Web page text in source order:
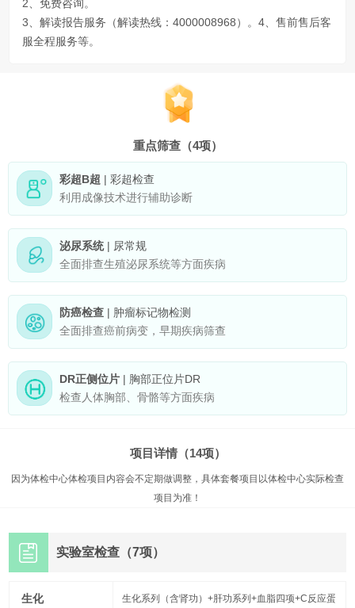
2、免费咨询。
3、解读报告服务（解读热线：4000008968）。4、售前售后客
服全程服务等。
重点筛查（4项）
彩超B超 | 彩超检查
利用成像技术进行辅助诊断
泌尿系统 | 尿常规
全面排查生殖泌尿系统等方面疾病
防癌检查 | 肿瘤标记物检测
全面排查癌前病变，早期疾病筛查
DR正侧位片 | 胸部正位片DR
检查人体胸部、骨骼等方面疾病
项目详情（14项）
因为体检中心体检项目内容会不定期做调整，具体套餐项目以体检中心实际检查
项目为准！
实验室检查（7项）
生化
生化系列（含肾功）+肝功系列+血脂四项+C反应蛋